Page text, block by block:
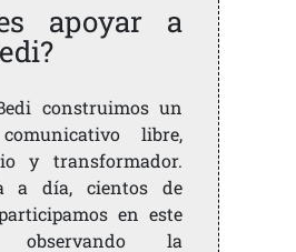
apoyar a
construimos un
libre,
y transformador.
a día, cientos de
en este
observando la